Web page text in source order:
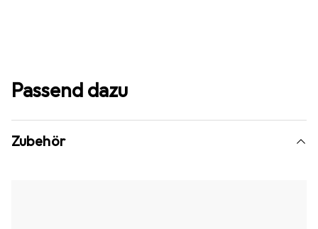
Passend dazu
Zubehör